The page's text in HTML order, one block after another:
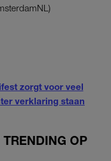
zorgt voor veel
verklaring staan
TRENDING OP